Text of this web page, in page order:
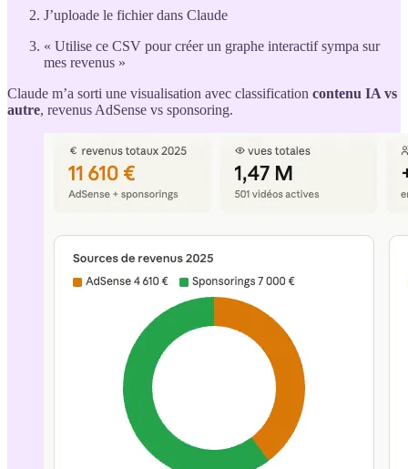
J’uploade le fichier dans Claude
« Utilise ce CSV pour créer un graphe interactif sympa sur
mes revenus »
Claude m’a sorti une visualisation avec classification contenu IA vs
autre, revenus AdSense vs sponsoring.